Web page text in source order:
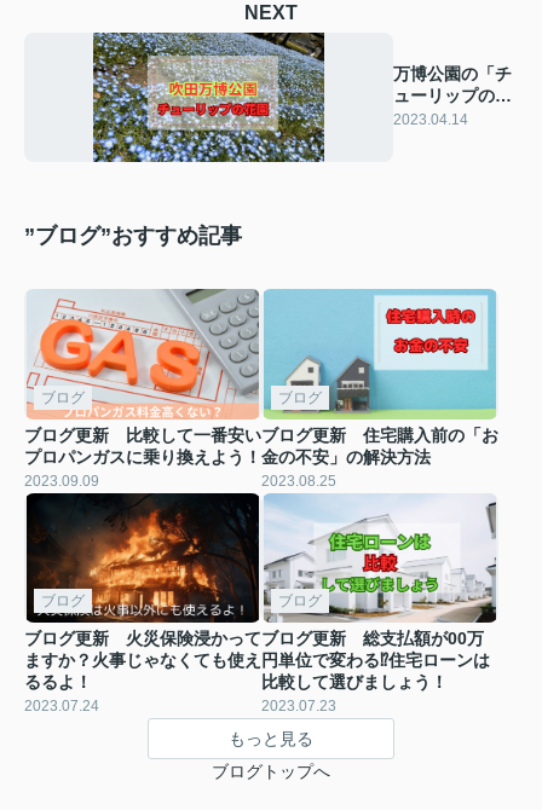
NEXT
万博公園の「チ
ューリップの花
園」に行ってき
2023.04.14
”ブログ”おすすめ記事
ブログ
ブログ更新 比較して一番安い
プロパンガスに乗り換えよう！
2023.09.09
ブログ
ブログ更新 住宅購入前の「お
金の不安」の解決方法
2023.08.25
ブログ
ブログ更新 火災保険浸かって
ますか？火事じゃなくても使え
るるよ！
2023.07.24
ブログ
ブログ更新 総支払額が00万
円単位で変わる⁉住宅ローンは
比較して選びましょう！
2023.07.23
もっと見る
ブログトップへ